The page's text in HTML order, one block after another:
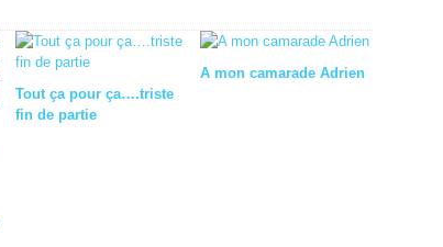
Tout ça pour ça….triste
fin de partie
A mon camarade Adrien